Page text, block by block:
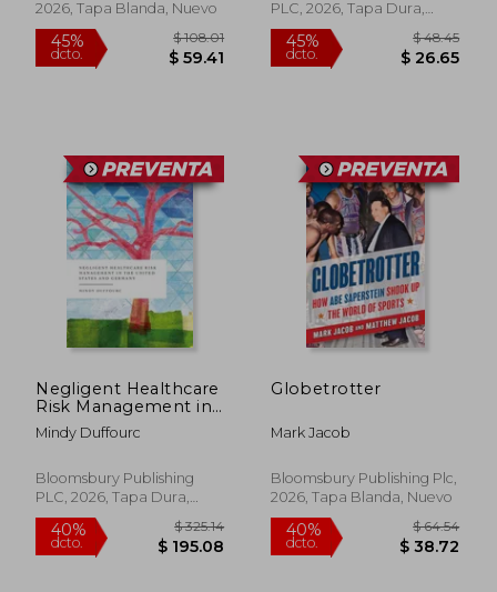
2026, Tapa Blanda, Nuevo
PLC, 2026, Tapa Dura,
Nuevo
Negligent Healthcare
Risk Management in
the United States and
Germany
Mindy Duffourc
Bloomsbury Publishing
PLC, 2026, Tapa Dura,
Nuevo
Globetrotter
Mark Jacob
Bloomsbury Publishing Plc,
2026, Tapa Blanda, Nuevo